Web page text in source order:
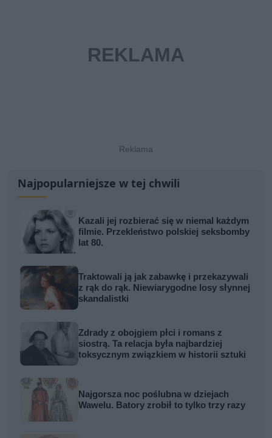
Najpopularniejsze w tej chwili
Kazali jej rozbierać się w niemal każdym
filmie. Przekleństwo polskiej seksbomby
lat 80.
Traktowali ją jak zabawkę i przekazywali
z rąk do rąk. Niewiarygodne losy słynnej
skandalistki
Zdrady z obojgiem płci i romans z
siostrą. Ta relacja była najbardziej
toksycznym związkiem w historii sztuki
Najgorsza noc poślubna w dziejach
Wawelu. Batory zrobił to tylko trzy razy